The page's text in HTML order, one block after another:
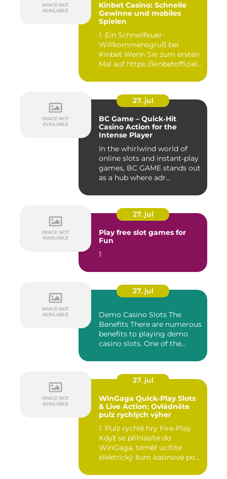
Kinbet Casino: Schnelle
Gewinne und mobiles
Spielen
1. Ein Schnellfeuer-
Willkommensgruß bei
Kinbet Wenn Sie zum ersten
Mal auf https://kinbetoffiziell-
27. jul
BC Game – Quick‑Hit
Casino Action for the
Intense Player
In the whirlwind world of
online slots and instant‑play
games, BC GAME stands out
as a hub where adr...
27. jul
Play free slot games for
Fun
1
27. jul
Demo Casino Slots The
Benefits There are numerous
benefits to playing demo
casino slots. One of the...
27. jul
WinGaga Quick‑Play Slots
& Live Action: Ovládněte
pulz rychlých výher
1. Pulz rychlé hry Fire‑Play
Když se přihlásíte do
WinGaga, téměř ucítíte
elektrický šum kasinové po...